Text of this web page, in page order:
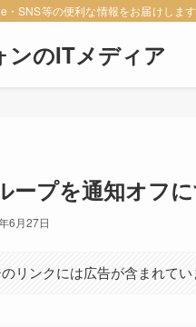
SNS等の便利な情報をお届けします
ンのITメディア
ープを通知オフ
6月27日
リンクには広告が含まれてい